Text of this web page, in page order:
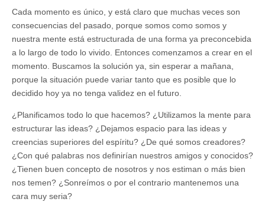
Cada momento es único, y está claro que muchas veces son
consecuencias del pasado, porque somos como somos y
nuestra mente está estructurada de una forma ya preconcebida
a lo largo de todo lo vivido. Entonces comenzamos a crear en el
momento. Buscamos la solución ya, sin esperar a mañana,
porque la situación puede variar tanto que es posible que lo
decidido hoy ya no tenga validez en el futuro.
¿Planificamos todo lo que hacemos? ¿Utilizamos la mente para
estructurar las ideas? ¿Dejamos espacio para las ideas y
creencias superiores del espíritu? ¿De qué somos creadores?
¿Con qué palabras nos definirían nuestros amigos y conocidos?
¿Tienen buen concepto de nosotros y nos estiman o más bien
nos temen? ¿Sonreímos o por el contrario mantenemos una
cara muy seria?